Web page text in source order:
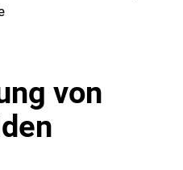
von